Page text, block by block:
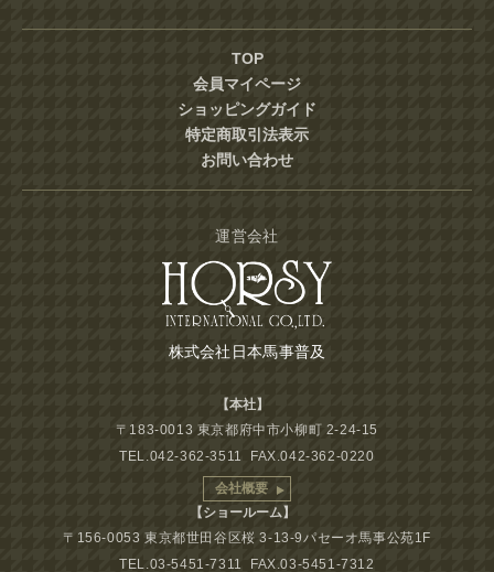
TOP
会員マイページ
ショッピングガイド
特定商取引法表示
お問い合わせ
運営会社
株式会社日本馬事普及
【本社】
〒183-0013 東京都府中市小柳町 2-24-15
TEL.042-362-3511 FAX.042-362-0220
会社概要
【ショールーム】
〒156-0053 東京都世田谷区桜 3-13-9パセーオ馬事公苑1F
TEL.03-5451-7311 FAX.03-5451-7312